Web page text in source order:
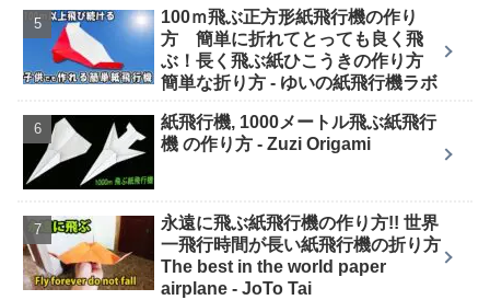
100ｍ飛ぶ正方形紙飛行機の作り
方 簡単に折れてとっても良く飛
ぶ！長く飛ぶ紙ひこうきの作り方
簡単な折り方 - ゆいの紙飛行機ラボ
紙飛行機, 1000メートル飛ぶ紙飛行
機 の作り方 - Zuzi Origami
永遠に飛ぶ紙飛行機の作り方!! 世界
一飛行時間が長い紙飛行機の折り方
The best in the world paper
airplane - JoTo Tai